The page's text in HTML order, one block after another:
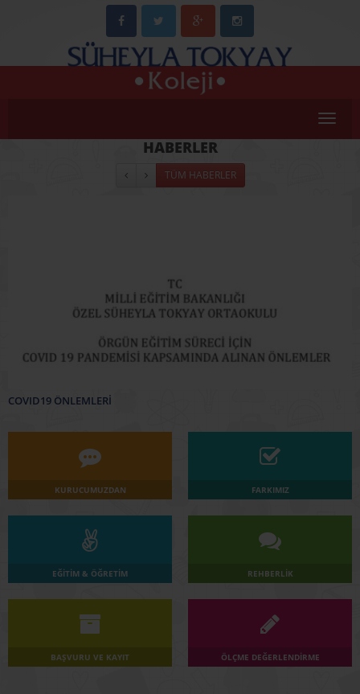
Menü
HABERLER
TÜM HABERLER
COVID19 ÖNLEMLERİ
KURUCUMUZDAN FARKIMIZ
EĞİTİM & ÖĞRETİM REHBERLİK
BAŞVURU VE KAYIT ÖLÇME DEĞERLENDİRME